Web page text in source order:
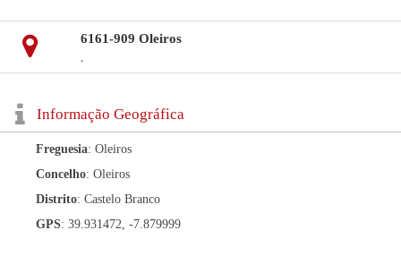
6161-909 Oleiros
,
Informação Geográfica
Freguesia: Oleiros
Concelho: Oleiros
Distrito: Castelo Branco
GPS: 39.931472, -7.879999